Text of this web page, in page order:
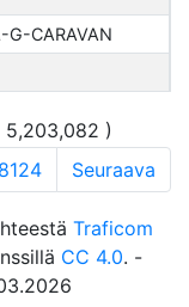
G-CARAVAN
)
Seuraava
Traficom
CC 4.0. -